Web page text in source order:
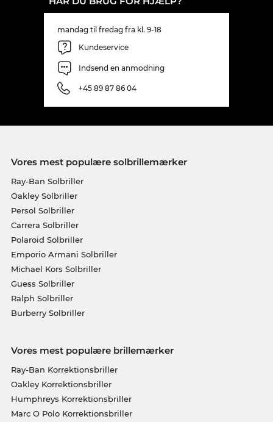
mandag til fredag fra kl. 9-18
Kundeservice
Indsend en anmodning
+45 89 87 86 04
Vores mest populære solbrillemærker
Ray-Ban Solbriller
Oakley Solbriller
Persol Solbriller
Carrera Solbriller
Polaroid Solbriller
Emporio Armani Solbriller
Michael Kors Solbriller
Guess Solbriller
Ralph Solbriller
Burberry Solbriller
Vores mest populære brillemærker
Ray-Ban Korrektionsbriller
Oakley Korrektionsbriller
Humphreys Korrektionsbriller
Marc O Polo Korrektionsbriller